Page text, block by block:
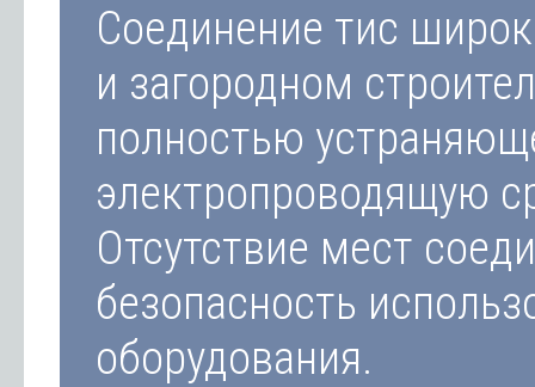
Соединение тис
и загородном
полностью
электропроводящую
Отсутствие мест
безопасность
оборудования.